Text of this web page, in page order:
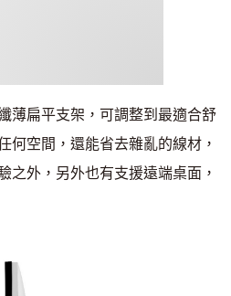
薄扁平支架，可調整到最適合舒
何空間，還能省去雜亂的線材，
之外，另外也有支援遠端桌面，